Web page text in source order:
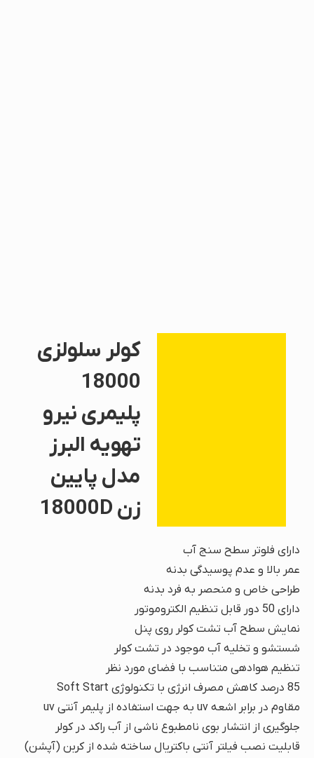
کولر سلولزی
18000
پلیمری نیرو
تهویه البرز
مدل پایین
زن 18000D
دارای فلوتر سطح سنج آب
عمر بالا و عدم پوسیدگی بدنه
طراحی خاص و منحصر به فرد بدنه
دارای 50 دور قابل تنظیم الکتروموتور
نمایش سطح آب تشت کولر روی پنل
شستشو و تخلیه آب موجود در تشت کولر
تنظیم هوادهی متناسب با فضای مورد نظر
85 درصد کاهش مصرف انرژی با تکنولوژی Soft Start
مقاوم در برابر اشعه uv به جهت استفاده از پلیمر آنتی uv
جلوگیری از انتشار بوی نامطبوع ناشی از آب راکد در کولر
قابلیت نصب فیلتر آنتی باکتریال ساخته شده از کربن (آپشن)